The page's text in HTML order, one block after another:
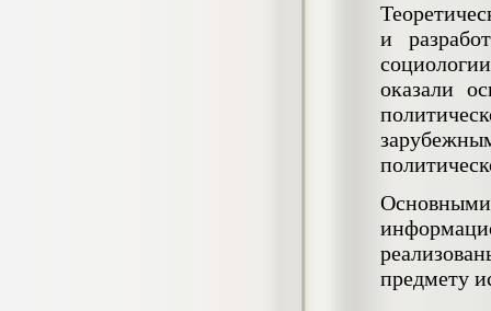
и
оказали
предмету